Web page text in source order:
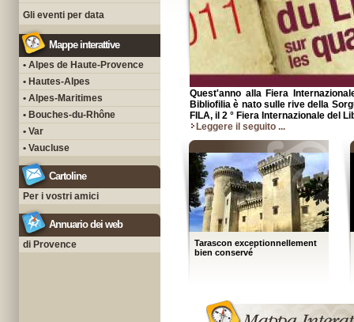
Gli eventi per data
Mappe interattive
• Alpes de Haute-Provence
• Hautes-Alpes
• Alpes-Maritimes
• Bouches-du-Rhône
• Var
• Vaucluse
Cartoline
Per i vostri amici
Annuario dei web
di Provence
Quest'anno alla Fiera
Bibliofilia è nato sulle rive della
FILA, il 2 ° Fiera Internazionale del
Leggere il seguito ...
Tarascon exceptionnellement
bien conservé